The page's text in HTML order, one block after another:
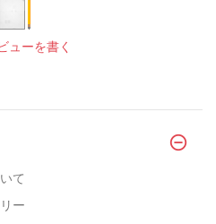
ューを書く
て
ー